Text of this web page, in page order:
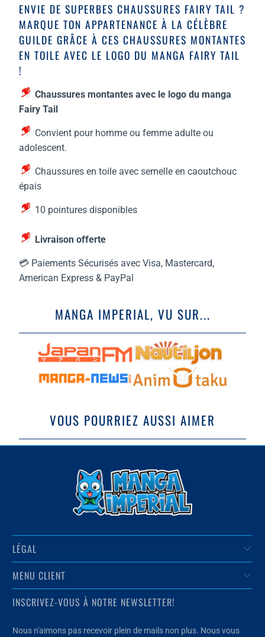
ENVIE DE SUPERBES CHAUSSURES FAIRY TAIL ?
MARQUE TON APPARTENANCE À LA CÉLÈBRE
GUILDE GRÂCE À CES CHAUSSURES MONTANTES
EN TOILE AVEC LE LOGO DU MANGA FAIRY TAIL
!
Chaussures montantes avec le logo du manga
Fairy Tail
Convient pour homme ou femme adulte ou
adolescent.
Chaussures en toile avec semelle en caoutchouc
épais
10 pointures disponibles
Livraison offerte
💳 Paiements Sécurisés avec Visa, Mastercard,
American Express & PayPal
MANGA IMPERIAL, VU SUR...
VOUS POURRIEZ AUSSI AIMER
LÉGAL
MENU CLIENT
INSCRIVEZ-VOUS À NOTRE NEWSLETTER!
Nous n'aimons pas recevoir plein de mails non plus. Nous vous